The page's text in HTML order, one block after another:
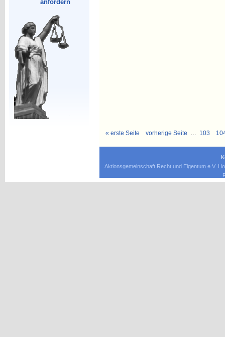
anfordern
« erste Seite vorherige Seite … 103
Aktionsgemeinschaft Recht und Eigentum e.V.